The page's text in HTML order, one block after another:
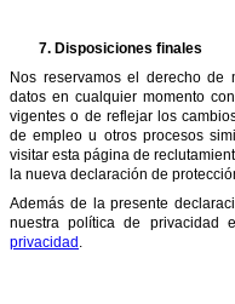
7. Disposiciones finales
Nos reservamos el derecho de
datos en cualquier momento
vigentes o de reflejar los
de empleo u otros procesos
visitar esta página de
la nueva declaración de
Además de la presente
nuestra política de privacidad
privacidad.